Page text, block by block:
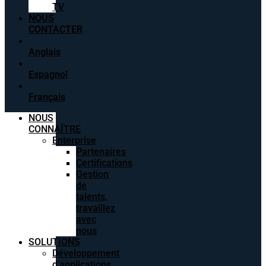
TV
NOUS
CONTACTER
Anglais
Espagnol
Français
NOUS
CONNAÎTRE
Enterprise
Partenaires
Certifications
Gestion
de
talents,
travaillez
avec
nous
SOLUTIONS
Développement